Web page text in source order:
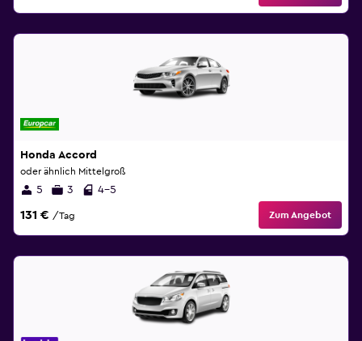
Honda Accord
oder ähnlich Mittelgroß
5 3 4-5
131 € /Tag Zum Angebot